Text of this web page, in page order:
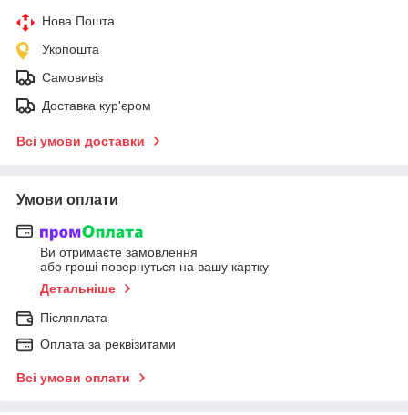
Нова Пошта
Укрпошта
Самовивіз
Доставка кур'єром
Всі умови доставки
Умови оплати
Ви отримаєте замовлення
або гроші повернуться на вашу картку
Детальніше
Післяплата
Оплата за реквізитами
Всі умови оплати